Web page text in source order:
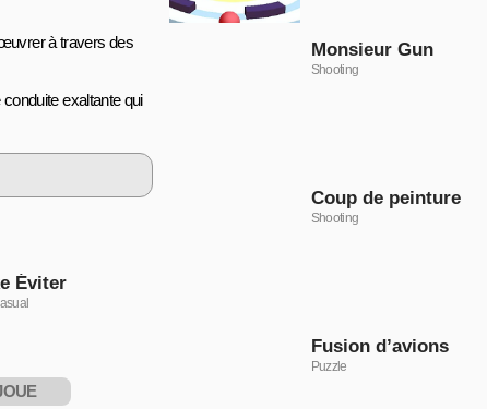
à travers des
exaltante qui
Éviter
Monsieur Gun
Shooting
Coup de peinture
Shooting
Fusion d’avions
Puzzle